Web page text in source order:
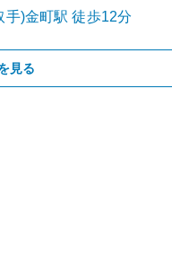
手)金町駅 徒歩12分
見る